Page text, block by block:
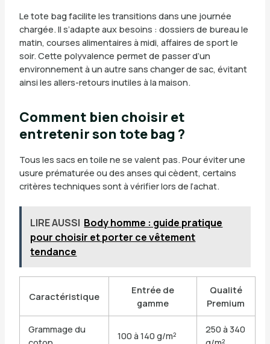
Le tote bag facilite les transitions dans une journée
chargée. Il s’adapte aux besoins : dossiers de bureau le
matin, courses alimentaires à midi, affaires de sport le
soir. Cette polyvalence permet de passer d’un
environnement à un autre sans changer de sac, évitant
ainsi les allers-retours inutiles à la maison.
Comment bien choisir et
entretenir son tote bag ?
Tous les sacs en toile ne se valent pas. Pour éviter une
usure prématurée ou des anses qui cèdent, certains
critères techniques sont à vérifier lors de l’achat.
LIRE AUSSI Body homme : guide pratique
pour choisir et porter ce vêtement
tendance
Caractéristique
Entrée de
gamme
Qualité
Premium
Grammage du
100 à 140 g/m²
250 à 340